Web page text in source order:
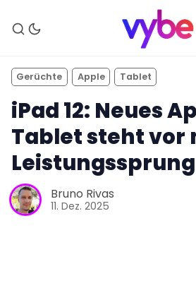
Gerüchte Apple Tablet
iPad 12: Neues
Tablet steht vor
Leistungssprung
Bruno Rivas
11. Dez. 2025